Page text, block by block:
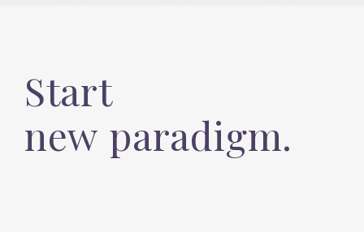
Start
new paradigm.